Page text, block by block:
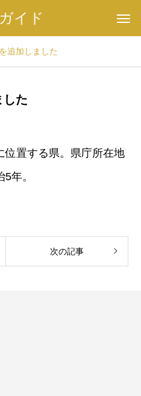
イド
追加しました
した
位置する県。県庁所在地
年。
次の記事